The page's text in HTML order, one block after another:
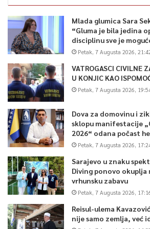
kontekstu ideologije i propagande koja je
Precizirao je kako je u tom pogledu
momenata iz perioda 1919 -1933. godina,
ulaska u vlast i uspostave najbrutalnijeg
čovječanstva.
Međunarodni dan sjećanja na žrtve
1. novembra 2005. godine rezolucijom
Ujedinjenih nacija (UN).
Opredijelili su se za 27. januar, dan kada
oslobođen Aušvic-Birkenau,
tadašnjoj porobljenoj Evropi.
Dan sjećanja na žrtve holokausta
svijetu nizom mirovnih, edukativnih,
Mlada glumica Sara
“Gluma je bila jedina
disciplinu sve je
Petak, 7 Augusta 2026,
VATROGASCI CIVILNE
U KONJIC KAO
Petak, 7 Augusta 2026,
Dova za domovinu i
sklopu manifestacije
2026“ odana počast
Petak, 7 Augusta 2026,
Sarajevo u znaku
Diving ponovo okuplja
vrhunsku zabavu
Petak, 7 Augusta 2026,
Reisul-ulema
nije samo zemlja, već